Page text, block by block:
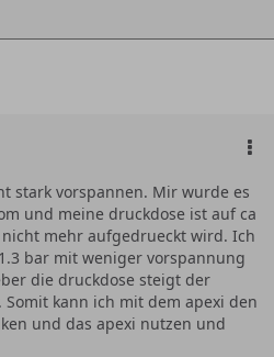
stark vorspannen. Mir wurde es
und meine druckdose ist auf ca
mehr aufgedrueckt wird. Ich
bar mit weniger vorspannung
die druckdose steigt der
kann ich mit dem apexi den
und das apexi nutzen und